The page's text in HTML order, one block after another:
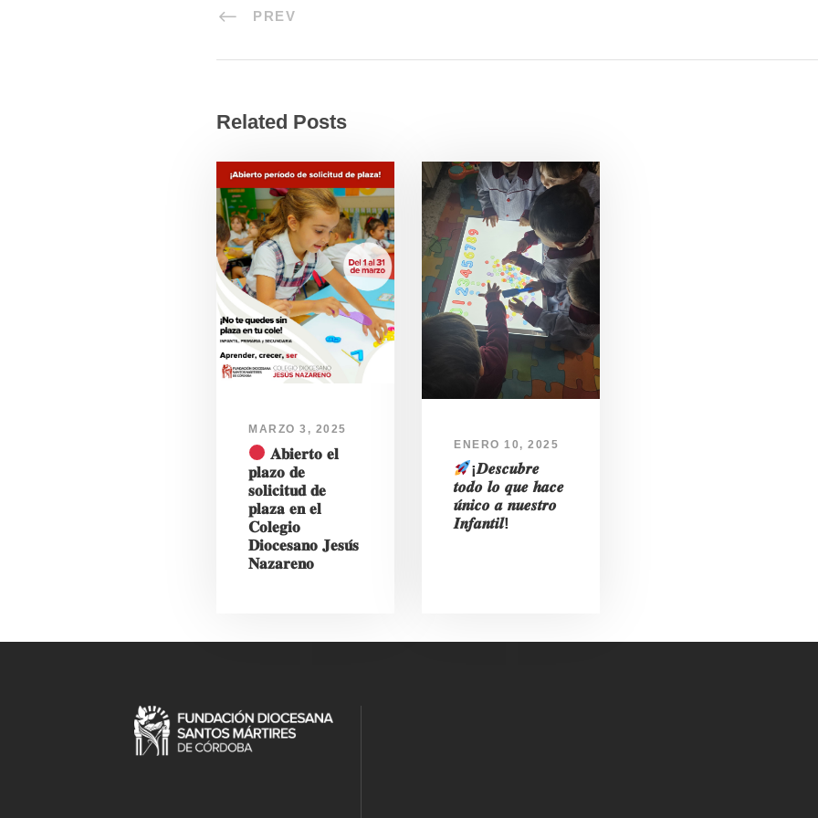
PREV
Related Posts
MARZO 3, 2025
𝐀𝐛𝐢𝐞𝐫𝐭𝐨 𝐞𝐥
𝐩𝐥𝐚𝐳𝐨 𝐝𝐞
𝐬𝐨𝐥𝐢𝐜𝐢𝐭𝐮𝐝 𝐝𝐞
𝐩𝐥𝐚𝐳𝐚 𝐞𝐧 𝐞𝐥
𝐂𝐨𝐥𝐞𝐠𝐢𝐨
𝐃𝐢𝐨𝐜𝐞𝐬𝐚𝐧𝐨 𝐉𝐞𝐬𝐮́𝐬
𝐍𝐚𝐳𝐚𝐫𝐞𝐧𝐨
ENERO 10, 2025
¡𝑫𝒆𝒔𝒄𝒖𝒃𝒓𝒆
𝒕𝒐𝒅𝒐 𝒍𝒐 𝒒𝒖𝒆 𝒉𝒂𝒄𝒆
𝒖́𝒏𝒊𝒄𝒐 𝒂 𝒏𝒖𝒆𝒔𝒕𝒓𝒐
𝑰𝒏𝒇𝒂𝒏𝒕𝒊𝒍!